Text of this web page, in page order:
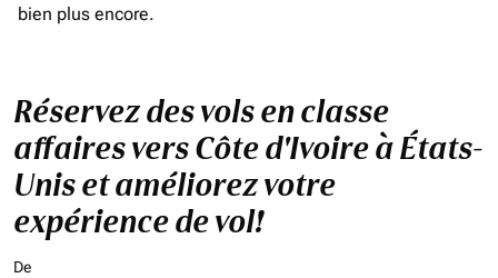
bien plus encore.
Réservez des vols en classe
affaires vers Côte d'Ivoire à États-
Unis et améliorez votre
expérience de vol!
De